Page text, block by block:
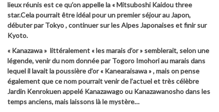
lieux réunis est ce qu’on appelle la « Mitsuboshi Kaidou three
star.Cela pourrait être idéal pour un premier séjour au Japon,
débuter par Tokyo , continuer sur les Alpes Japonaises et finir sur
Kyoto.
« Kanazawa » littéralement « les marais d’or » semblerait, selon une
légende, venir du nom donnée par Togoro Imohori au marais dans
lequel il lavait la poussière d’or « Kanearaisawa » , mais on pense
également que ce nom pourrait venir de l’actuel et très célèbre
Jardin Kenrokuen appelé Kanazawago ou Kanazawanosho dans les
temps anciens, mais laissons là le mystère…